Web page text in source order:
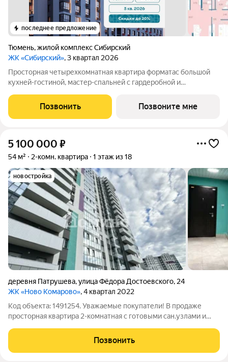
последнее предложение
Тюмень,жилой комплекс Сибирский
ЖК «Сибирский», 3 квартал 2026
Просторная четырехкомнатная квартира форматас большой
кухней-гостиной, мастер-спальней с гардеробной и
крыла: в одном мастер-, в другом две детские, в одной из
которых окна на две стороны. В
Позвонить Позвоните мне
5 100 000 ₽
54 м² 2-комн. квартира 1 этаж из 18
новостройка
деревня Патрушева,улица Фёдора Достоевского, 24
ЖК «Ново Комарово», 4 квартал 2022
Код объекта: 1491254. Уважаемые покупатели! В продаже
просторная квартира 2-комнатная с готовыми сан.узлами и
Тюмени! О районе: расположен по Червишевскому тракту,
активно появляется
Позвонить